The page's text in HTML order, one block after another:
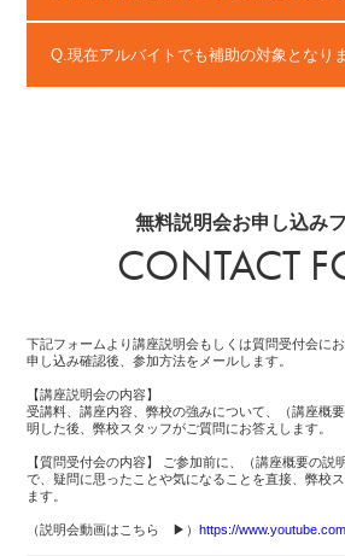
現在アルバイトでも補助の対象となり
無料説明会お申し込み
CONTACT
下記フォームより講座説明会もしくは質問受付会にお
申し込み確認後、参加方法をメールします。
【講座説明会の内容】
受講料、講座内容、弊校の強みについて、（講座概
明した後、弊校スタッフがご質問にお答えします。
【質問受付会の内容】 ご参加前に、（講座概要の説
で、疑問に思ったことや気になることを直接、弊校
ます。
（説明会動画はこちら ▶︎） https://